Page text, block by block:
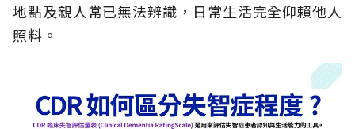
地點及親人常已無法辨識，日常生活完全仰賴他人
照料。